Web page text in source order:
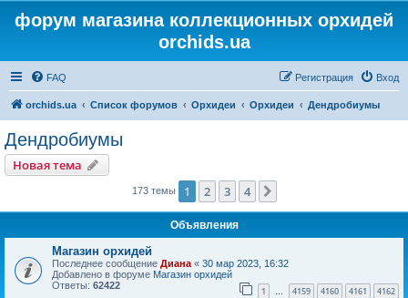
форум магазина коллекционных орхидей
orchids.ua
FAQ Вход
Регистрация
orchids.ua Список форумов Орхидеи Орхидеи Дендробиумы
Дендробиумы
Новая тема
173 темы 1 2 3 4
Объявления
Магазин орхидей
Последнее сообщение Диана « 30 мар 2023, 16:32
Добавлено в форуме Магазин орхидей
Ответы: 62422 1 … 4159 4160 4161 4162